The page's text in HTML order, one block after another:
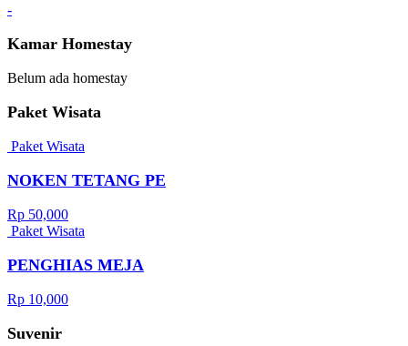
-
Kamar Homestay
Belum ada homestay
Paket Wisata
Paket Wisata
NOKEN TETANG PE
Rp 50,000
Paket Wisata
PENGHIAS MEJA
Rp 10,000
Suvenir